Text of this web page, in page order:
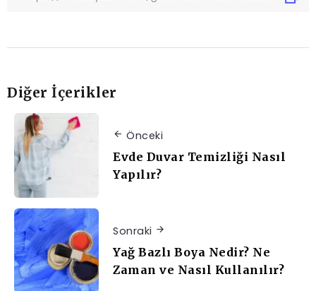
Diğer İçerikler
Önceki
Evde Duvar Temizliği Nasıl
Yapılır?
Sonraki
Yağ Bazlı Boya Nedir? Ne
Zaman ve Nasıl Kullanılır?